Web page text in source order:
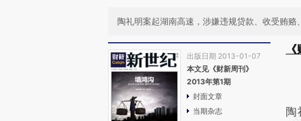
陶礼明案起湖南高速，涉嫌违规贷款、收受贿赂
出版日期 2013-01-07
本文见《财新周刊》
2013年第1期
封面文章
当期杂志
陶